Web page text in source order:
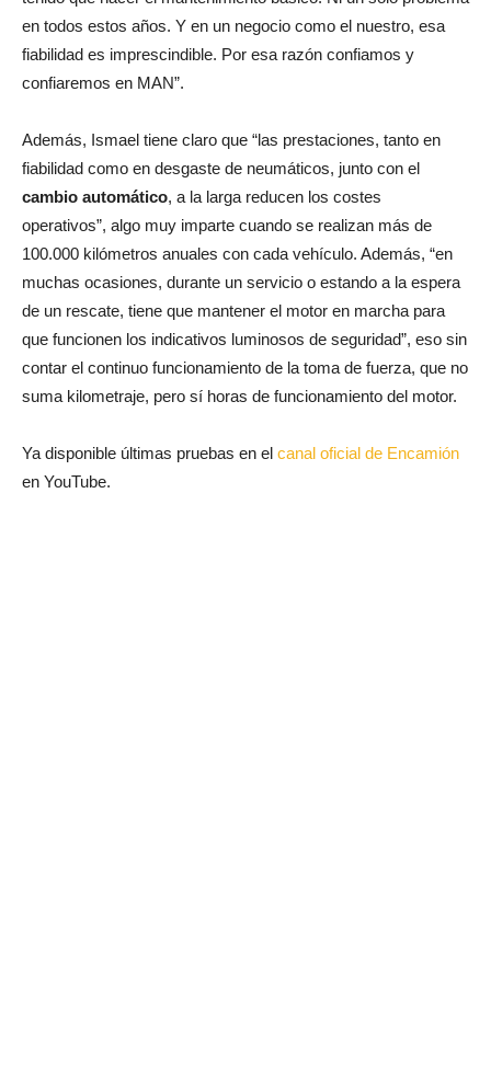
en todos estos años. Y en un negocio como el nuestro, esa
fiabilidad es imprescindible. Por esa razón confiamos y
confiaremos en MAN”.
Además, Ismael tiene claro que “las prestaciones, tanto en
fiabilidad como en desgaste de neumáticos, junto con el
cambio automático, a la larga reducen los costes
operativos”, algo muy imparte cuando se realizan más de
100.000 kilómetros anuales con cada vehículo. Además, “en
muchas ocasiones, durante un servicio o estando a la espera
de un rescate, tiene que mantener el motor en marcha para
que funcionen los indicativos luminosos de seguridad”, eso sin
contar el continuo funcionamiento de la toma de fuerza, que no
suma kilometraje, pero sí horas de funcionamiento del motor.
Ya disponible últimas pruebas en el canal oficial de Encamión
en YouTube.